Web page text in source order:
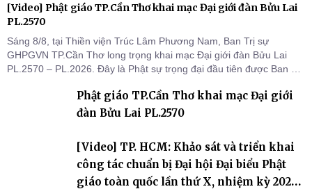
[Video] Phật giáo TP.Cần Thơ khai mạc Đại giới đàn Bửu Lai
PL.2570
Sáng 8/8, tại Thiền viện Trúc Lâm Phương Nam, Ban Trị sự
GHPGVN TP.Cần Thơ long trọng khai mạc Đại giới đàn Bửu Lai
PL.2570 – PL.2026. Đây là Phật sự trọng đại đầu tiên được Ban Trị
thứ I, thể hiện sự quan tâm đối với công tác truyền giới, đào tạo
Tăng tài và tiếp nối mạng mạch Tăng-g
Phật giáo TP.Cần Thơ khai mạc Đại giới
đàn Bửu Lai PL.2570
[Video] TP. HCM: Khảo sát và triển khai
công tác chuẩn bị Đại hội Đại biểu Phật
giáo toàn quốc lần thứ X, nhiệm kỳ 2026-